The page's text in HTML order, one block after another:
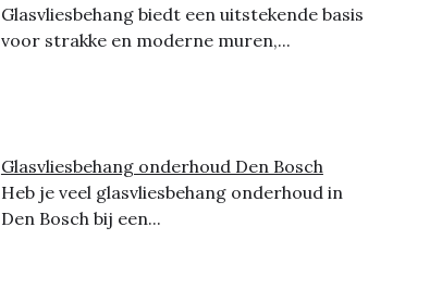
Glasvliesbehang biedt een uitstekende basis
voor strakke en moderne muren,...
Glasvliesbehang onderhoud Den Bosch
Heb je veel glasvliesbehang onderhoud in
Den Bosch bij een...